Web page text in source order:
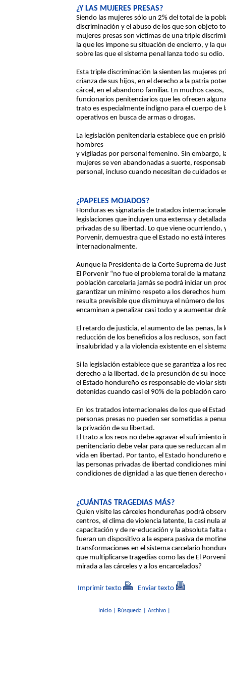
¿Y LAS MUJERES PRESAS?
Siendo las mujeres sólo un 2% del total de la
discriminación y el abuso de los que son objeto
mujeres presas son víctimas de una triple
la que les impone su situación de encierro, y la
sobre las que el sistema penal lanza todo su odio.
Esta triple discriminación la sienten las mujeres
crianza de sus hijos, en el derecho a la patria
cárcel, en el abandono familiar. En muchos
funcionarios penitenciarios que les ofrecen
trato es especialmente indigno para el cuerpo de
operativos en busca de armas o drogas.
La legislación penitenciaria establece que en
hombres
y vigiladas por personal femenino. Sin embargo,
mujeres se ven abandonadas a suerte,
personal, incluso cuando necesitan de cuidados
¿PAPELES MOJADOS?
Honduras es signataria de tratados
legislaciones que incluyen una extensa y
privadas de su libertad. Lo que viene ocurriendo,
Porvenir, demuestra que el Estado no está
internacionalmente.
Aunque la Presidenta de la Corte Suprema de
El Porvenir “no fue el problema toral de la
población carcelaria jamás se podrá iniciar un
garantizar un mínimo respeto a los derechos
resulta previsible que disminuya el número de
encaminan a penalizar casi todo y a aumentar
El retardo de justicia, el aumento de las penas, la
reducción de los beneficios a los reclusos, son
insalubridad y a la violencia existente en el
Si la legislación establece que se garantiza a los
derecho a la libertad, de la presunción de su
el Estado hondureño es responsable de violar
detenidas cuando casi el 90% de la población
En los tratados internacionales de los que el
personas presas no pueden ser sometidas a
la privación de su libertad.
El trato a los reos no debe agravar el sufrimiento
penitenciario debe velar para que se reduzcan al
vida en libertad. Por tanto, el Estado hondureño
las personas privadas de libertad condiciones
condiciones de dignidad a las que tienen
¿CUÁNTAS TRAGEDIAS MÁS?
Quien visite las cárceles hondureñas podrá
centros, el clima de violencia latente, la casi nula
capacitación y de re-educación y la absoluta falta
fueran un dispositivo a la espera pasiva de
transformaciones en el sistema carcelario
que multiplicarse tragedias como las de El
mirada a las cárceles y a los encarcelados?
Imprimir texto Enviar texto
Inicio| Búsqueda Archivo|